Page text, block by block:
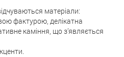
матеріали:
фактурою, делікатна
каміння, що з’являється